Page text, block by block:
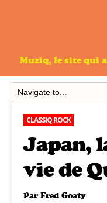
Muziq, le site qui
CLASSIQ ROCK
Japan,
vie de
ParFred Goaty